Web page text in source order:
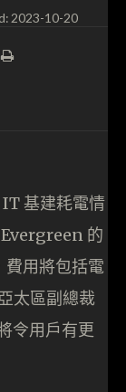
2023-10-20
基建耗電情
的
費用將包括電
太區副總裁
令用戶有更